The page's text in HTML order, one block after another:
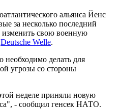
альянса Йенс
за несколько последний
свою военную
Deutsche Welle.
необходимо делать для
угрозы со стороны
неделе приняли новую
- сообщил генсек НАТО.